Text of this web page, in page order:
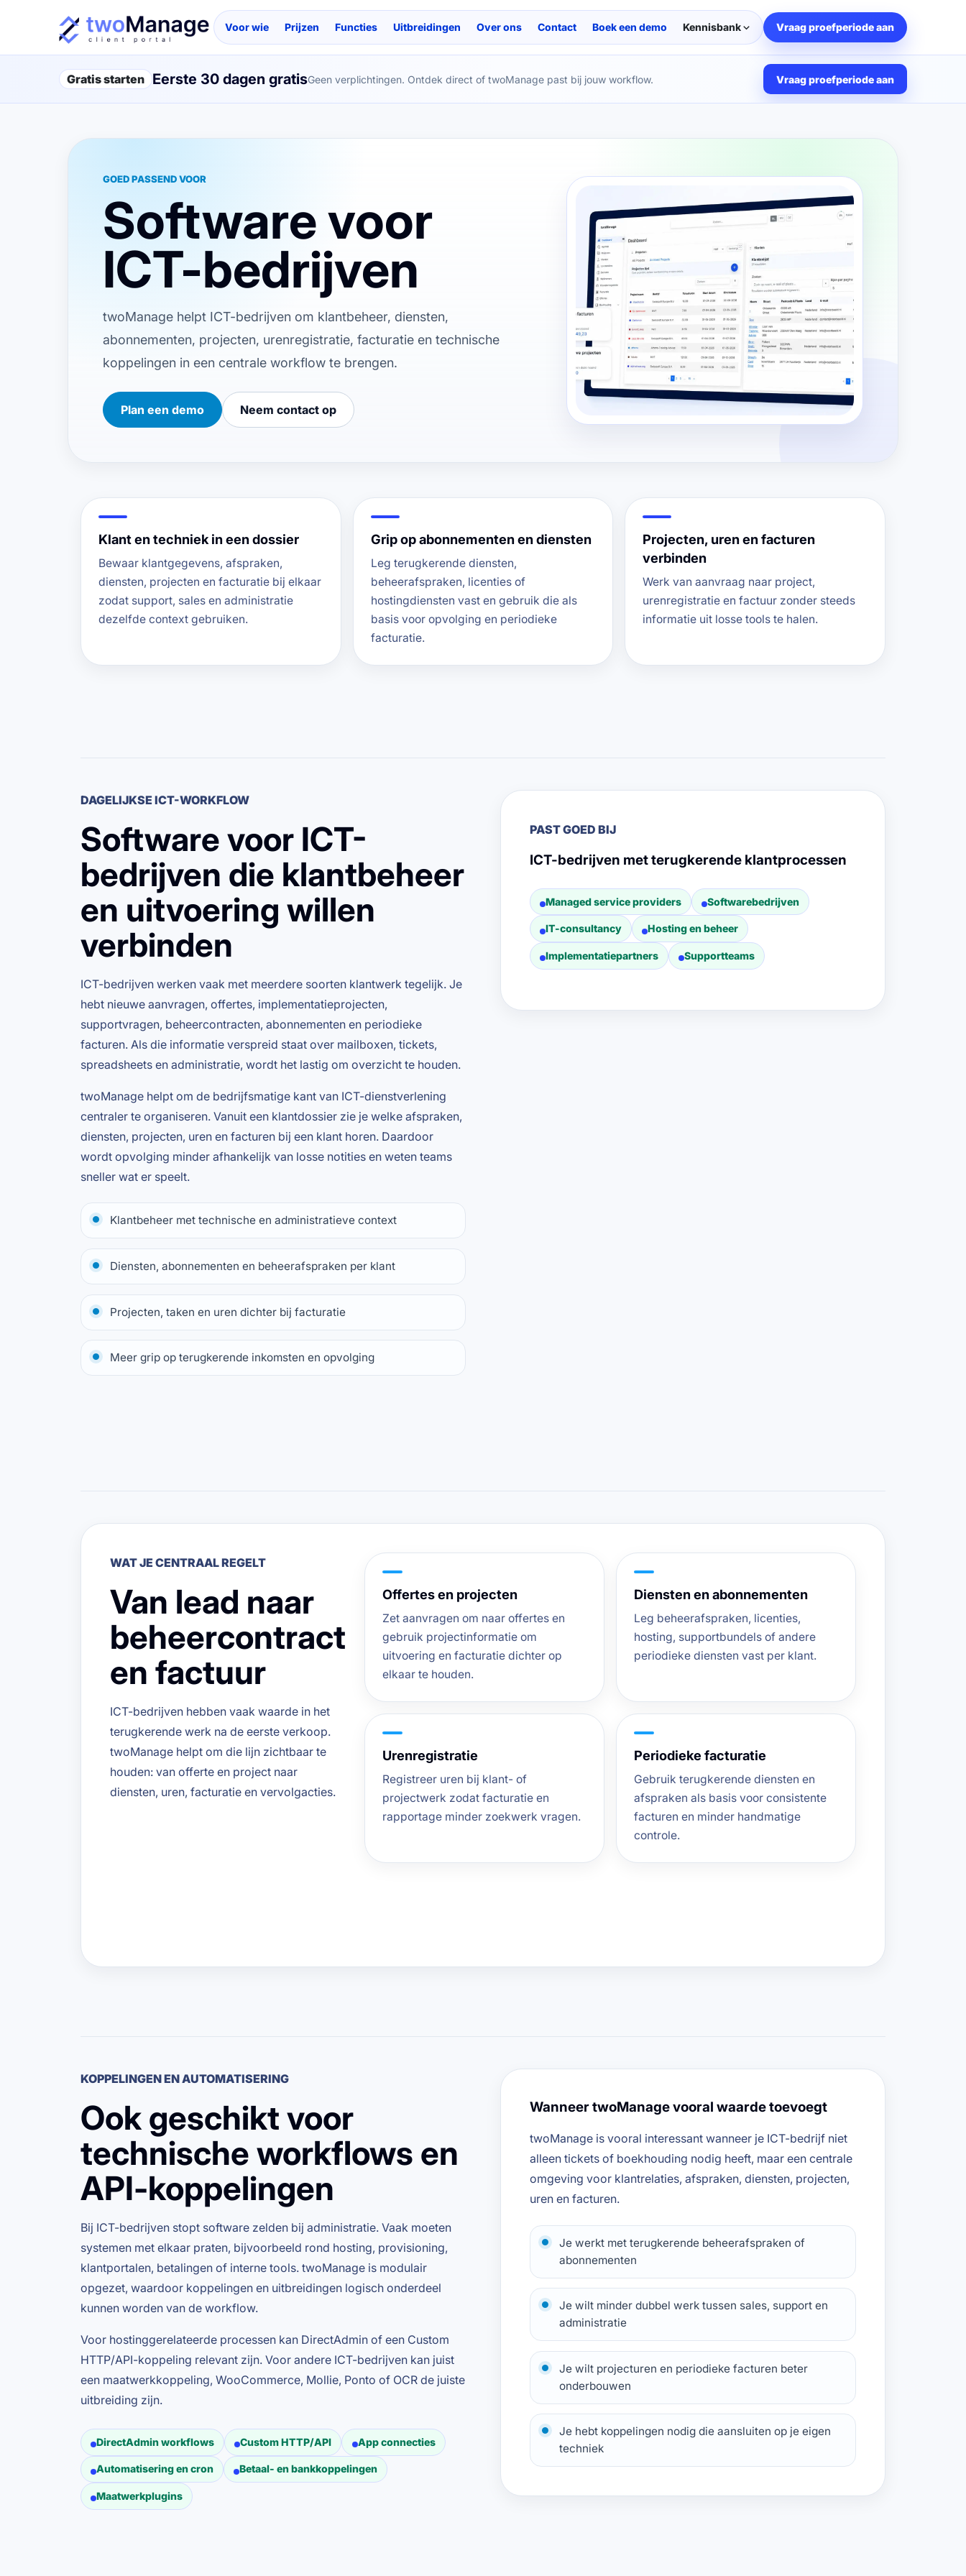
Voor wie Prijzen Functies Uitbreidingen Over ons Contact Boek een demo Kennisbank Vraag proefperiode aan
Gratis starten Eerste 30 dagen gratisGeen verplichtingen. Ontdek direct of twoManage past bij jouw workflow. Vraag proefperiode aan
GOED PASSEND VOOR
Software voor
ICT-bedrijven
twoManage helpt ICT-bedrijven om klantbeheer, diensten,
abonnementen, projecten, urenregistratie, facturatie en technische
koppelingen in een centrale workflow te brengen.
Plan een demo Neem contact op
Klant en techniek in een dossier
Bewaar klantgegevens, afspraken,
diensten, projecten en facturatie bij elkaar
zodat support, sales en administratie
dezelfde context gebruiken.
Grip op abonnementen en diensten
Leg terugkerende diensten,
beheerafspraken, licenties of
hostingdiensten vast en gebruik die als
basis voor opvolging en periodieke
facturatie.
Projecten, uren en facturen
verbinden
Werk van aanvraag naar project,
urenregistratie en factuur zonder steeds
informatie uit losse tools te halen.
DAGELIJKSE ICT-WORKFLOW
Software voor ICT-
bedrijven die klantbeheer
en uitvoering willen
verbinden
ICT-bedrijven werken vaak met meerdere soorten klantwerk tegelijk. Je
hebt nieuwe aanvragen, offertes, implementatieprojecten,
supportvragen, beheercontracten, abonnementen en periodieke
facturen. Als die informatie verspreid staat over mailboxen, tickets,
spreadsheets en administratie, wordt het lastig om overzicht te houden.
twoManage helpt om de bedrijfsmatige kant van ICT-dienstverlening
centraler te organiseren. Vanuit een klantdossier zie je welke afspraken,
diensten, projecten, uren en facturen bij een klant horen. Daardoor
wordt opvolging minder afhankelijk van losse notities en weten teams
sneller wat er speelt.
Klantbeheer met technische en administratieve context
Diensten, abonnementen en beheerafspraken per klant
Projecten, taken en uren dichter bij facturatie
Meer grip op terugkerende inkomsten en opvolging
PAST GOED BIJ
ICT-bedrijven met terugkerende klantprocessen
Managed service providers Softwarebedrijven
IT-consultancy Hosting en beheer
Implementatiepartners Supportteams
WAT JE CENTRAAL REGELT
Van lead naar
beheercontract
en factuur
ICT-bedrijven hebben vaak waarde in het
terugkerende werk na de eerste verkoop.
twoManage helpt om die lijn zichtbaar te
houden: van offerte en project naar
diensten, uren, facturatie en vervolgacties.
Offertes en projecten
Zet aanvragen om naar offertes en
gebruik projectinformatie om
uitvoering en facturatie dichter op
elkaar te houden.
Diensten en abonnementen
Leg beheerafspraken, licenties,
hosting, supportbundels of andere
periodieke diensten vast per klant.
Urenregistratie
Registreer uren bij klant- of
projectwerk zodat facturatie en
rapportage minder zoekwerk vragen.
Periodieke facturatie
Gebruik terugkerende diensten en
afspraken als basis voor consistente
facturen en minder handmatige
controle.
KOPPELINGEN EN AUTOMATISERING
Ook geschikt voor
technische workflows en
API-koppelingen
Bij ICT-bedrijven stopt software zelden bij administratie. Vaak moeten
systemen met elkaar praten, bijvoorbeeld rond hosting, provisioning,
klantportalen, betalingen of interne tools. twoManage is modulair
opgezet, waardoor koppelingen en uitbreidingen logisch onderdeel
kunnen worden van de workflow.
Voor hostinggerelateerde processen kan DirectAdmin of een Custom
HTTP/API-koppeling relevant zijn. Voor andere ICT-bedrijven kan juist
een maatwerkkoppeling, WooCommerce, Mollie, Ponto of OCR de juiste
uitbreiding zijn.
DirectAdmin workflows Custom HTTP/API App connecties
Automatisering en cron Betaal- en bankkoppelingen
Maatwerkplugins
Wanneer twoManage vooral waarde toevoegt
twoManage is vooral interessant wanneer je ICT-bedrijf niet
alleen tickets of boekhouding nodig heeft, maar een centrale
omgeving voor klantrelaties, afspraken, diensten, projecten,
uren en facturen.
Je werkt met terugkerende beheerafspraken of
abonnementen
Je wilt minder dubbel werk tussen sales, support en
administratie
Je wilt projecturen en periodieke facturen beter
onderbouwen
Je hebt koppelingen nodig die aansluiten op je eigen
techniek